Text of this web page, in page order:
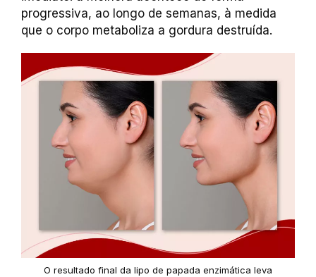
progressiva, ao longo de semanas, à medida
que o corpo metaboliza a gordura destruída.
O resultado final da lipo de papada enzimática leva